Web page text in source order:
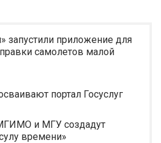
запустили приложение для
самолетов малой
портал Госуслуг
и МГУ создадут
времени»